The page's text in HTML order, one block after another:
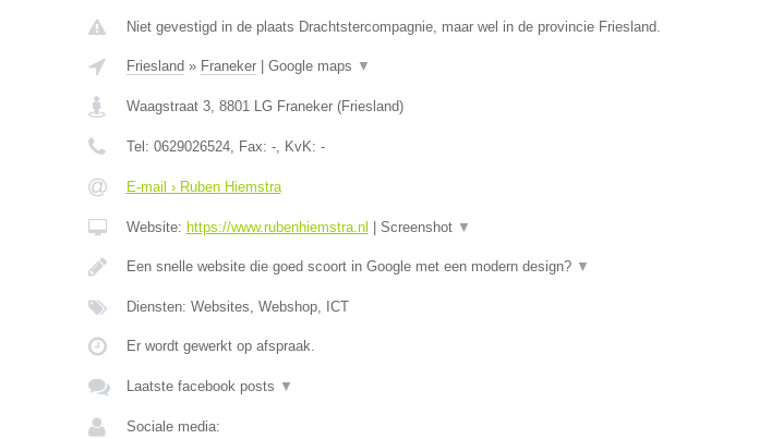
Niet gevestigd in de plaats Drachtstercompagnie, maar wel in de provincie Friesland.
Friesland » Franeker| Google maps ▼
Waagstraat 3, 8801 LG Franeker(Friesland)
Tel: 0629026524, Fax: -, KvK: -
E-mail › Ruben Hiemstra
Website: https://www.rubenhiemstra.nl Screenshot ▼
Een snelle website die goed scoort in Google met een modern design? ▼
Diensten: Websites, Webshop, ICT
Er wordt gewerkt op afspraak.
Laatste facebook posts ▼
Sociale media: